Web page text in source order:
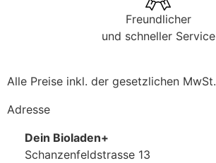
Freundlicher
und schneller Service
Alle Preise inkl. der gesetzlichen MwSt.
Adresse
Dein Bioladen+
Schanzenfeldstrasse 13